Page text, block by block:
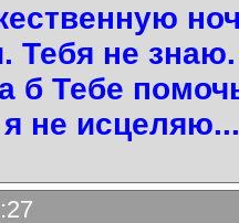
Тебя не знаю.
б Тебе
не исцеляю...